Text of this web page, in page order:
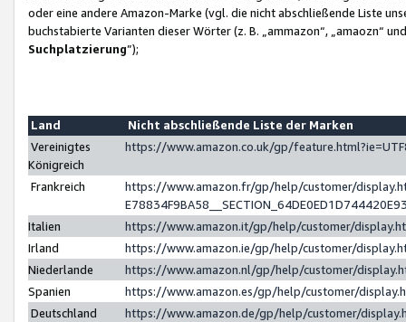
oder eine andere Amazon-Marke (vgl. die nicht abschließende Liste
buchstabierte Varianten dieser Wörter (z. B. „ammazon“, „amaozn“
Suchplatzierung”);
Land
Nicht abschließende Liste der Marken
Vereinigtes
Königreich
https://www.amazon.co.uk/gp/
Frankreich
https://www.amazon.fr/gp/help/customer/
Italien
https://www.amazon.it/gp/help/customer/
Irland
https://www.amazon.ie/gp/help/customer/
Niederlande
https://www.amazon.nl/gp/help/customer/
Spanien
https://www.amazon.es/gp/help/customer/
Deutschland
https://www.amazon.de/gp/help/customer/